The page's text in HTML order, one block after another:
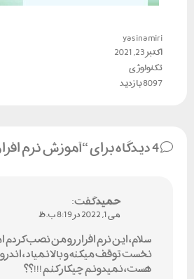
yasinamiri
اکتبر 23, 2021
تکنولوژی
8097 بازدید
حمیدگفت:
می 1, 2022 در 8:19 ب.ظ
سلام، این نرم افزار رو من نصب کردم
نخست توقف میکنه و بالا نمیاد ،
هست، نمیدونم چیکار کنم !!!؟؟